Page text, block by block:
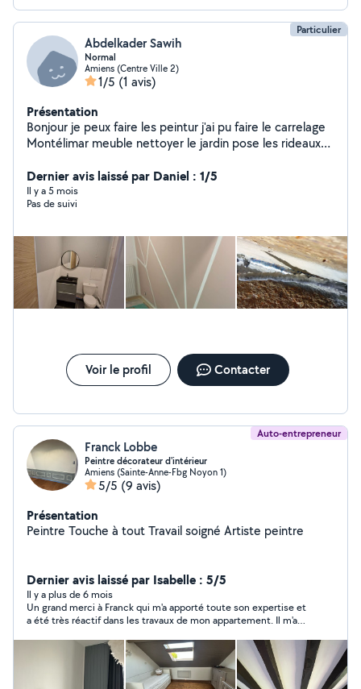
Particulier
Abdelkader Sawih
Normal
Amiens (Centre Ville 2)
1/5 (1 avis)
Présentation
Bonjour je peux faire les peintur j'ai pu faire le carrelage
Montélimar meuble nettoyer le jardin pose les rideaux
Dernier avis laissé par Daniel : 1/5
Il y a 5 mois
Pas de suivi
Voir le profil Contacter
Auto-entrepreneur
Franck Lobbe
Peintre décorateur d'intérieur
Amiens (Sainte-Anne-Fbg Noyon 1)
5/5 (9 avis)
Présentation
Peintre Touche à tout Travail soigné Artiste peintre
Dernier avis laissé par Isabelle : 5/5
Il y a plus de 6 mois
Un grand merci à Franck qui m'a apporté toute son expertise et
a été très réactif dans les travaux de mon appartement. Il m'a
trop ou pas assez. Franck m'a beaucoup aidé dans les décisions
à prendre afin de respecter un budget correspond à mes
attentes. Sans aucun doute je vais continuer à le solliciter car il